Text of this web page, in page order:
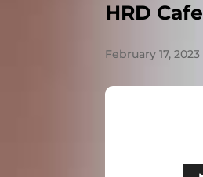
HRD
February 17, 2023